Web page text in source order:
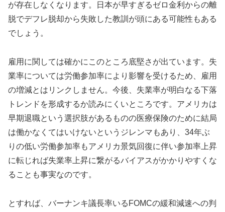
が存在しなくなります。日本が早すぎるゼロ金利からの離
脱でデフレ脱却から失敗した教訓が頭にある可能性もある
でしょう。
雇用に関しては確かにこのところ底堅さが出ています。失
業率については労働参加率により影響を受けるため、雇用
の増減とはリンクしません。今後、失業率が明白なる下落
トレンドを形成するか読みにくいところです。アメリカは
早期退職という選択肢があるものの医療保険のために結局
は働かなくてはいけないというジレンマもあり、34年ぶ
りの低い労働参加率もアメリカ景気回復に伴い参加率上昇
に転じれば失業率上昇に繋がるバイアスがかかりやすくな
ることも事実なのです。
とすれば、バーナンキ議長率いるFOMCの緩和減速への判